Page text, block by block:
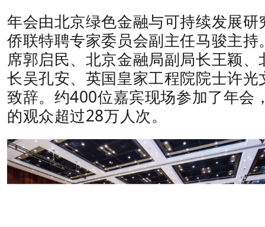
年会由北京绿色金融与可持续发展
侨联特聘专家委员会副主任马骏主
席郭启民、北京金融局副局长王颖
长吴孔安、英国皇家工程院院士许
致辞。约400位嘉宾现场参加了年会
的观众超过28万人次。